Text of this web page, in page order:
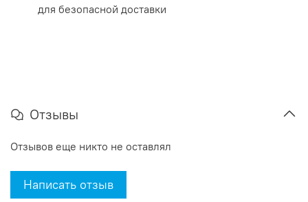
для безопасной доставки
Отзывы
Отзывов еще никто не оставлял
Написать отзыв